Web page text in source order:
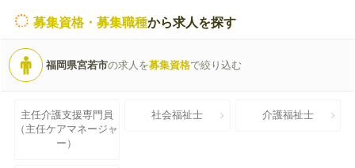
募集資格・募集職種から求人を探す
福岡県宮若市の求人を募集資格で絞り込む
主任介護支援専門員
（主任ケアマネージャ
ー）
社会福祉士 介護福祉士